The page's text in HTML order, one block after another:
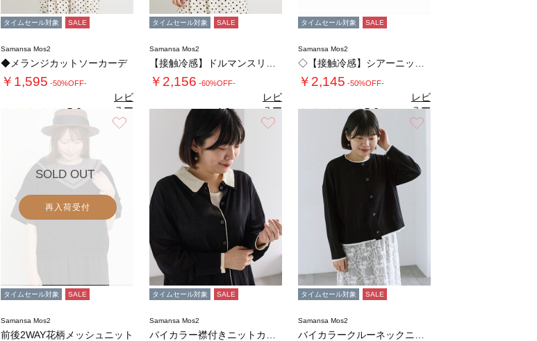
タイムセール対象 SALE
Samansa Mos2
◆メランジカットソーカーデ
￥1,595 -50%OFF-
5.0（2）
レビ
ュー
を見
る
タイムセール対象 SALE
Samansa Mos2
￥2,156 -60%OFF-
4.0（1）
レビ
ュー
を見
る
タイムセール対象 SALE
Samansa Mos2
￥2,145 -50%OFF-
5.0（2）
レビ
ュー
を見
る
SOLD OUT
再入荷受付
タイムセール対象 SALE
Samansa Mos2
前後2WAY花柄メッシュニット
タイムセール対象 SALE
Samansa Mos2
タイムセール対象 SALE
Samansa Mos2